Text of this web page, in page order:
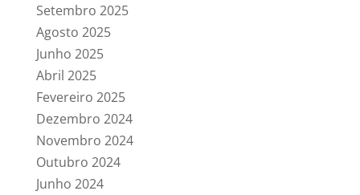
Setembro 2025
Agosto 2025
Junho 2025
Abril 2025
Fevereiro 2025
Dezembro 2024
Novembro 2024
Outubro 2024
Junho 2024